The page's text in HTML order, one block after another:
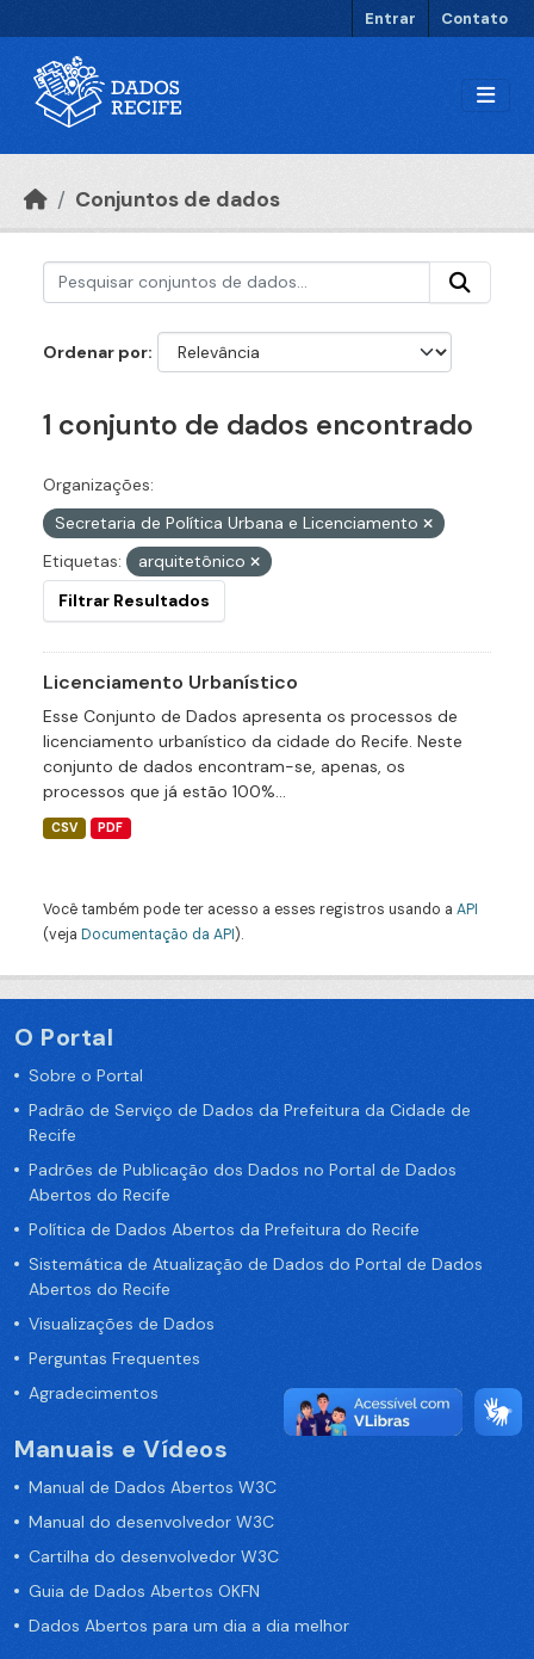
Entrar Contato
Conjuntos de dados
Ordenar por
1 conjunto de dados encontrado
Organizações:
Secretaria de Política Urbana e Licenciamento
Etiquetas:
arquitetônico
Filtrar Resultados
Licenciamento Urbanístico
Esse Conjunto de Dados apresenta os processos de
licenciamento urbanístico da cidade do Recife. Neste
conjunto de dados encontram-se, apenas, os
processos que já estão 100%...
CSV PDF
Você também pode ter acesso a esses registros usando a API
(veja Documentação da API).
O Portal
Sobre o Portal
Padrão de Serviço de Dados da Prefeitura da Cidade de
Recife
Padrões de Publicação dos Dados no Portal de Dados
Abertos do Recife
Política de Dados Abertos da Prefeitura do Recife
Sistemática de Atualização de Dados do Portal de Dados
Abertos do Recife
Visualizações de Dados
Perguntas Frequentes
Agradecimentos
Manuais e Vídeos
Manual de Dados Abertos W3C
Manual do desenvolvedor W3C
Cartilha do desenvolvedor W3C
Guia de Dados Abertos OKFN
Dados Abertos para um dia a dia melhor